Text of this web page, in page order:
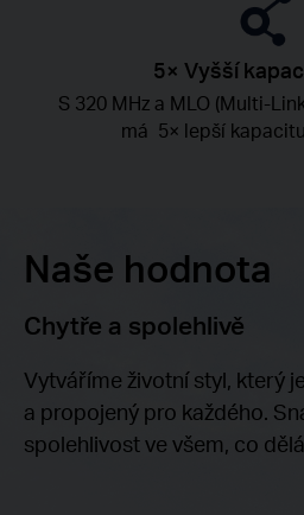
5× Vyšší
S 320 MHz a MLO (Multi-
má 5× lepší
Naše hodnota
Chytře a spolehlivě
Vytváříme životní styl, který
a propojený pro každého.
spolehlivost ve všem, co